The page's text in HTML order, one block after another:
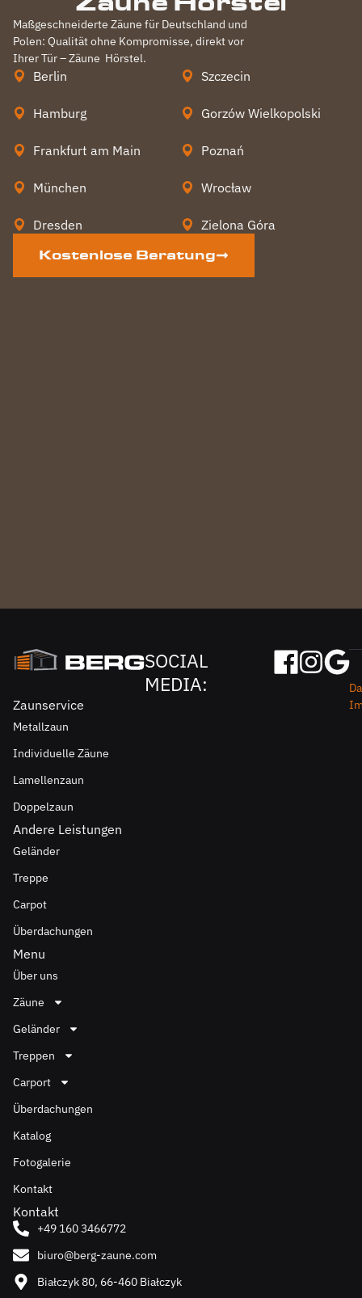
Maßgeschneiderte Zäune für Deutschland und
Polen: Qualität ohne Kompromisse, direkt vor
Ihrer Tür – Zäune Hörstel.
Berlin
Hamburg
Frankfurt am Main
München
Dresden
Szczecin
Gorzów Wielkopolski
Poznań
Wrocław
Zielona Góra
Kostenlose Beratung
SOCIAL
MEDIA:
Zaunservice
Metallzaun
Individuelle Zäune
Lamellenzaun
Doppelzaun
Andere Leistungen
Geländer
Treppe
Carpot
Überdachungen
Menu
Über uns
Zäune
Geländer
Treppen
Carport
Überdachungen
Katalog
Fotogalerie
Kontakt
Kontakt
+49 160 3466772
biuro@berg-zaune.com
Białczyk 80, 66-460 Białczyk